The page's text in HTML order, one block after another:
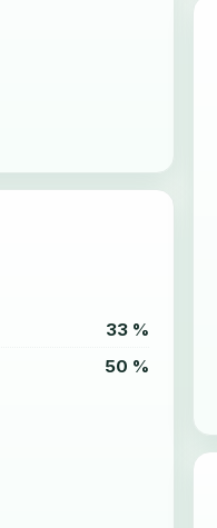
33 %
50 %